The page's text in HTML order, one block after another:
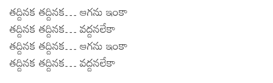
తద్దినక తద్దినక… ఆగను ఇంకా
తద్దినక తద్దినక… వద్దనలేకా
తద్దినక తద్దినక… ఆగను ఇంకా
తద్దినక తద్దినక… వద్దనలేకా